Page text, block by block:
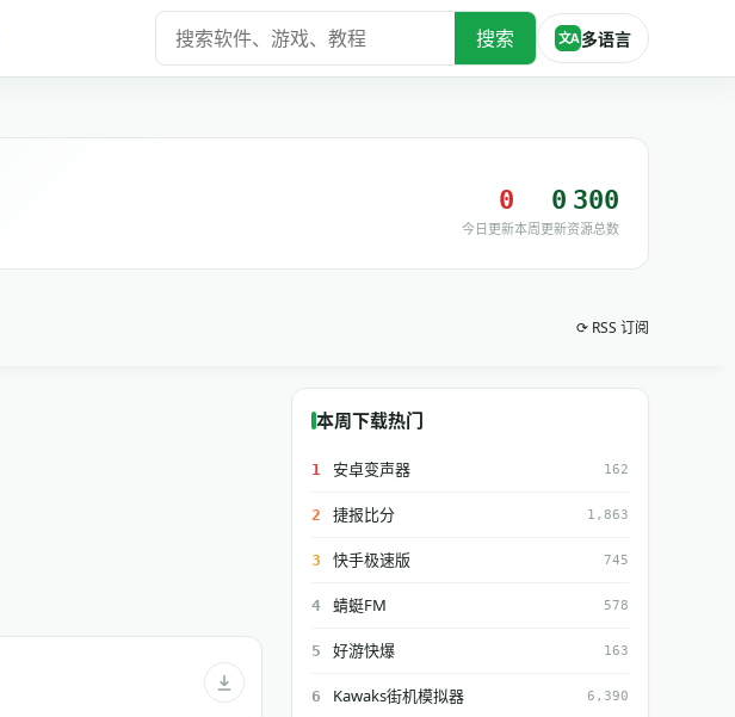
搜索 文A 多语言
0
今日更新
0
本周更新
300
资源总数
⟳ RSS 订阅
本周下载热门
1 安卓变声器 162
2 捷报比分 1,863
3 快手极速版 745
4 蜻蜓FM 578
5 好游快爆 163
6 Kawaks街机模拟器 6,390